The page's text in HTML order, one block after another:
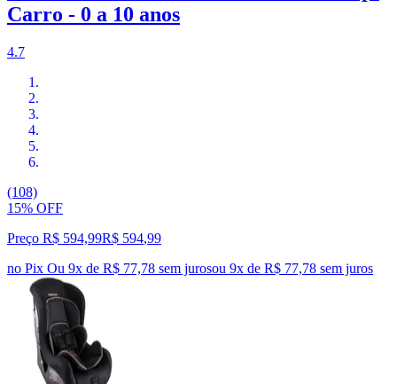
Carro - 0 a 10 anos
4.7
(108)
15% OFF
Preço R$ 594,99R$ 594,99
no Pix Ou 9x de R$ 77,78 sem jurosou 9x de R$ 77,78 sem juros